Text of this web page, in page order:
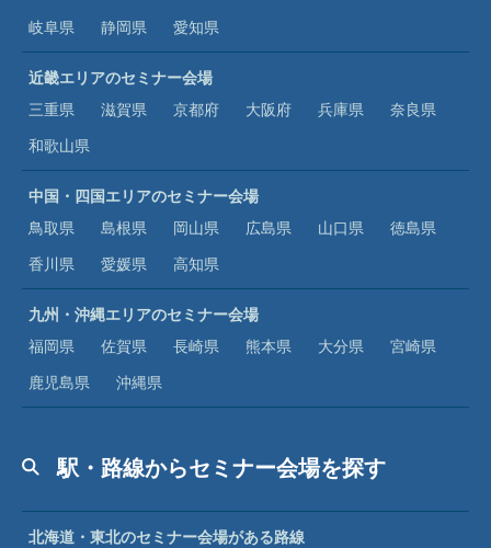
岐阜県
静岡県 愛知県
近畿エリアのセミナー会場
三重県
滋賀県 京都府 大阪府 兵庫県
奈良県
和歌山県
中国・四国エリアのセミナー会場
鳥取県
島根県 岡山県 広島県 山口県
徳島県
香川県
愛媛県 高知県
九州・沖縄エリアのセミナー会場
福岡県
佐賀県 長崎県 熊本県 大分県
宮崎県
鹿児島県
沖縄県
駅・路線からセミナー会場を探す
北海道・東北のセミナー会場がある路線